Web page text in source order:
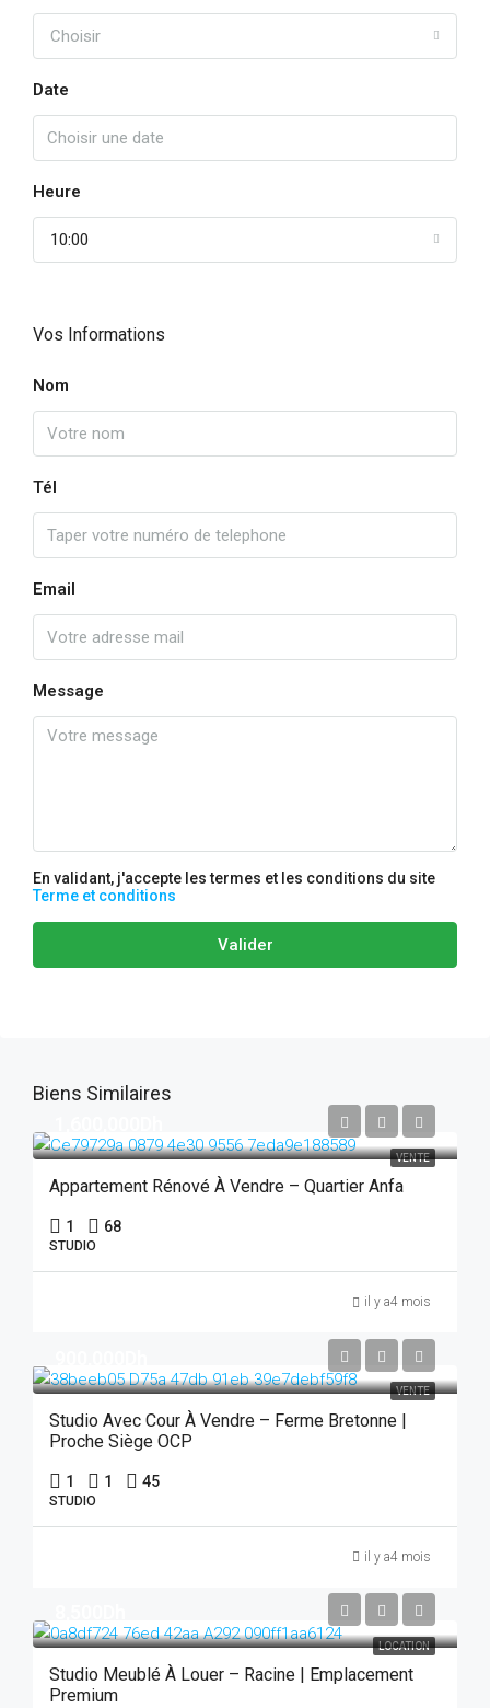
Choisir
Date
Heure
10:00
Vos Informations
Nom
Tél
Email
Message
En validant, j'accepte les termes et les conditions du site
Terme et conditions
Valider
Biens Similaires
VENTE
Appartement Rénové À Vendre – Quartier Anfa
1 68
STUDIO
il y a4 mois
VENTE
Studio Avec Cour À Vendre – Ferme Bretonne |
Proche Siège OCP
1 1 45
STUDIO
il y a4 mois
LOCATION
Studio Meublé À Louer – Racine | Emplacement
Premium